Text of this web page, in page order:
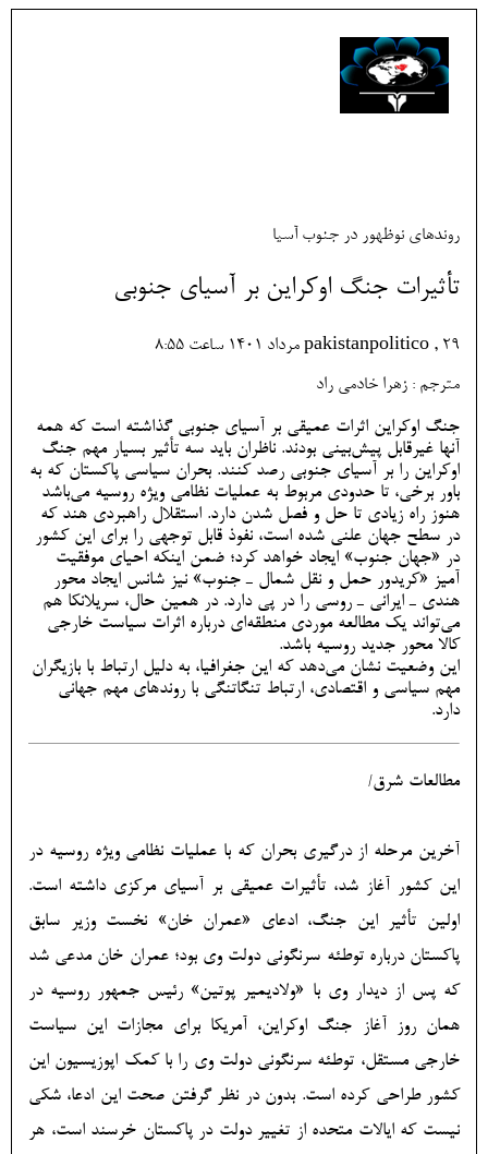
روندهای نوظهور در جنوب آسیا
تأثیرات جنگ اوکراین بر آسیای جنوبی
pakistanpolitico , 29 مرداد 1401 ساعت 8:55
مترجم : زهرا خادمی راد
جنگ اوکراین اثرات عمیقی بر آسیای جنوبی گذاشته است که همه
آنها غیرقابل پیش‌بینی بودند. ناظران باید سه تأثیر بسیار مهم جنگ
اوکراین را بر آسیای جنوبی رصد کنند. بحران سیاسی پاکستان که به
باور برخی‌، تا حدودی مربوط به عملیات نظامی ویژه روسیه می‌باشد
هنوز راه زیادی تا حل و فصل شدن دارد. استقلال راهبردی هند که
در سطح جهان علنی شده است، نفوذ قابل توجهی را برای این کشور
در «جهان جنوب» ایجاد خواهد کرد؛ ضمن اینکه احیای موفقیت
آمیز «کریدور حمل و نقل شمال ـ جنوب» نیز شانس ایجاد محور
هندی ـ ایرانی ـ روسی را در پی دارد. در همین حال، سریلانکا هم
می‌تواند یک مطالعه موردی منطقه‌ای درباره اثرات سیاست خارجی
کالا محور جدید روسیه باشد.
این وضعیت نشان می‌دهد که این جغرافیا، به دلیل ارتباط با بازیگران
مهم سیاسی و اقتصادی، ارتباط تنگاتنگی با روندهای مهم جهانی
دارد.
مطالعات شرق/
آخرین مرحله از درگیری بحران که با عملیات نظامی ویژه روسیه در
این کشور آغاز شد، تأثیرات عمیقی بر آسیای مرکزی داشته است.
اولین تأثیر این جنگ، ادعای «عمران خان» نخست وزیر سابق
پاکستان درباره توطئه سرنگونی دولت وی بود؛ عمران خان مدعی شد
که پس از دیدار وی با «ولادیمیر پوتین» رئیس جمهور روسیه در
همان روز آغاز جنگ اوکراین، آمریکا برای مجازات این سیاست
خارجی مستقل، توطئه سرنگونی دولت وی را با کمک اپوزیسیون این
کشور طراحی کرده است. بدون در نظر گرفتن صحت این ادعا، شکی
نیست که ایالات متحده از تغییر دولت در پاکستان خرسند است، هر